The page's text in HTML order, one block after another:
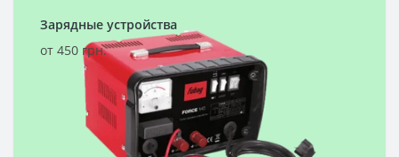
Зарядные устройства
от 450 грн.